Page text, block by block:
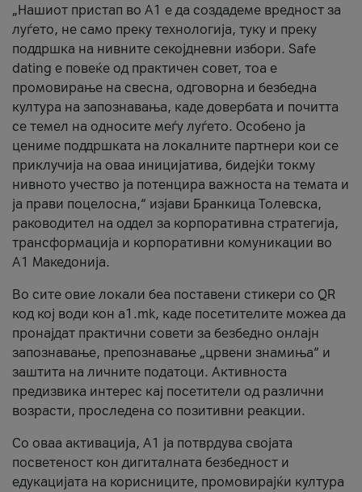
„Нашиот пристап во А1 е да создадеме вредност за
луѓето, не само преку технологија, туку и преку
поддршка на нивните секојдневни избори. Safe
dating е повеќе од практичен совет, тоа е
промовирање на свесна, одговорна и безбедна
култура на запознавања, каде довербата и почитта
се темел на односите меѓу луѓето. Особено ја
цениме поддршката на локалните партнери кои се
приклучија на оваа иницијатива, бидејќи токму
нивното учество ја потенцира важноста на темата и
ја прави поцелосна,“ изјави Бранкица Толевска,
раководител на оддел за корпоративна стратегија,
трансформација и корпоративни комуникации во
А1 Македонија.
Во сите овие локали беа поставени стикери со QR
код кој води кон a1.mk, каде посетителите можеа да
пронајдат практични совети за безбедно онлајн
запознавање, препознавање „црвени знамиња“ и
заштита на личните податоци. Активноста
предизвика интерес кај посетители од различни
возрасти, проследена со позитивни реакции.
Со оваа активација, А1 ја потврдува својата
посветеност кон дигиталната безбедност и
едукацијата на корисниците, промовирајќи култура